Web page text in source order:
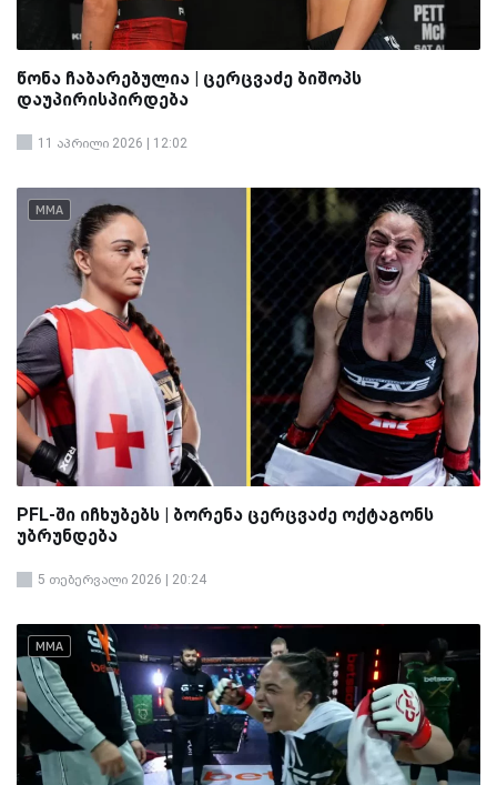
წონა ჩაბარებულია | ცერცვაძე ბიშოპს
დაუპირისპირდება
11 აპრილი 2026 | 12:02
MMA
PFL-ში იჩხუბებს | ბორენა ცერცვაძე ოქტაგონს
უბრუნდება
5 თებერვალი 2026 | 20:24
MMA